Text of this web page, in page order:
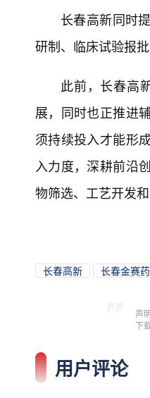
长春高新同时
研制、临床试验报
此前，长春高
展，同时也正推进
须持续投入才能形
入力度，深耕前沿
物筛选、工艺开发
长春高新 长春金赛
声
下
用户评论